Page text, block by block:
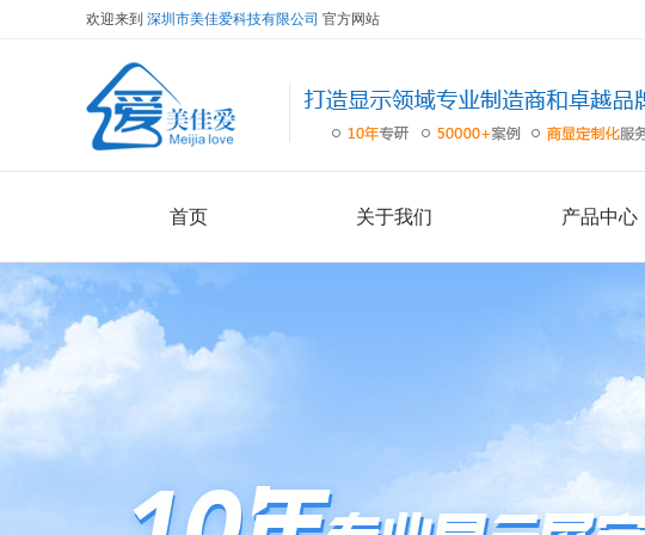
欢迎来到 深圳市美佳爱科技有限公司 官方网站
首页 关于我们 产品中心